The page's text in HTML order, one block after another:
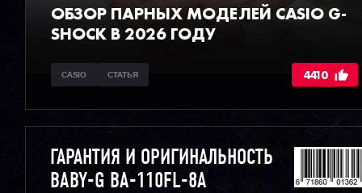
ОБЗОР ПАРНЫХ МОДЕЛЕЙ CASIO G-
SHOCK В 2026 ГОДУ
CASIO СТАТЬЯ 4410
ГАРАНТИЯ И ОРИГИНАЛЬНОСТЬ
BABY-G BA-110FL-8A